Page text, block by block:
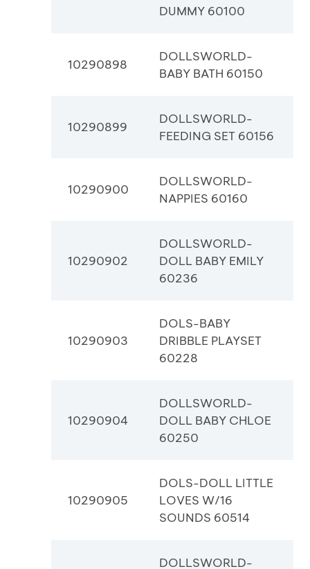
DUMMY 60100
10290898
DOLLSWORLD-
BABY BATH 60150
10290899
DOLLSWORLD-
FEEDING SET 60156
10290900
DOLLSWORLD-
NAPPIES 60160
10290902
DOLLSWORLD-
DOLL BABY EMILY
60236
10290903
DOLS-BABY
DRIBBLE PLAYSET
60228
10290904
DOLLSWORLD-
DOLL BABY CHLOE
60250
10290905
DOLS-DOLL LITTLE
LOVES W/16
SOUNDS 60514
DOLLSWORLD-